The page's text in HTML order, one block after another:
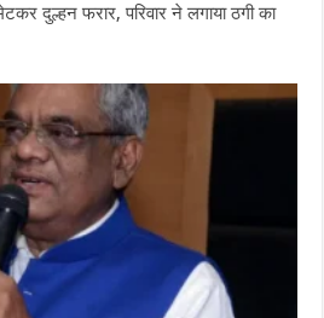
दुल्हन फरार, परिवार ने लगाया ठगी का